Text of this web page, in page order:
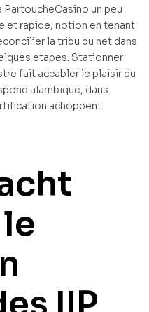
un peu
et rapide, notion en tenant
la tribu du net dans
etapes. Stationner
fait accabler le plaisir du
alambique, dans
achoppent